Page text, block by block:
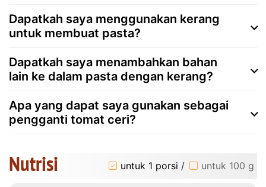
Dapatkah saya menggunakan kerang
untuk membuat pasta?
Dapatkah saya menambahkan bahan
lain ke dalam pasta dengan kerang?
Apa yang dapat saya gunakan sebagai
pengganti tomat ceri?
Nutrisi untuk 1 porsi / untuk 100 g